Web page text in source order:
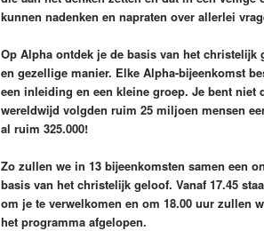
kunnen nadenken en napraten over allerlei
Op Alpha ontdek je de basis van het christelijk
en gezellige manier. Elke Alpha-bijeenkomst
een inleiding en een kleine groep. Je bent niet
wereldwijd volgden ruim 25 miljoen mensen
al ruim 325.000!
Zo zullen we in 13 bijeenkomsten samen een
basis van het christelijk geloof. Vanaf 17.45
om je te verwelkomen en om 18.00 uur zullen
het programma afgelopen.